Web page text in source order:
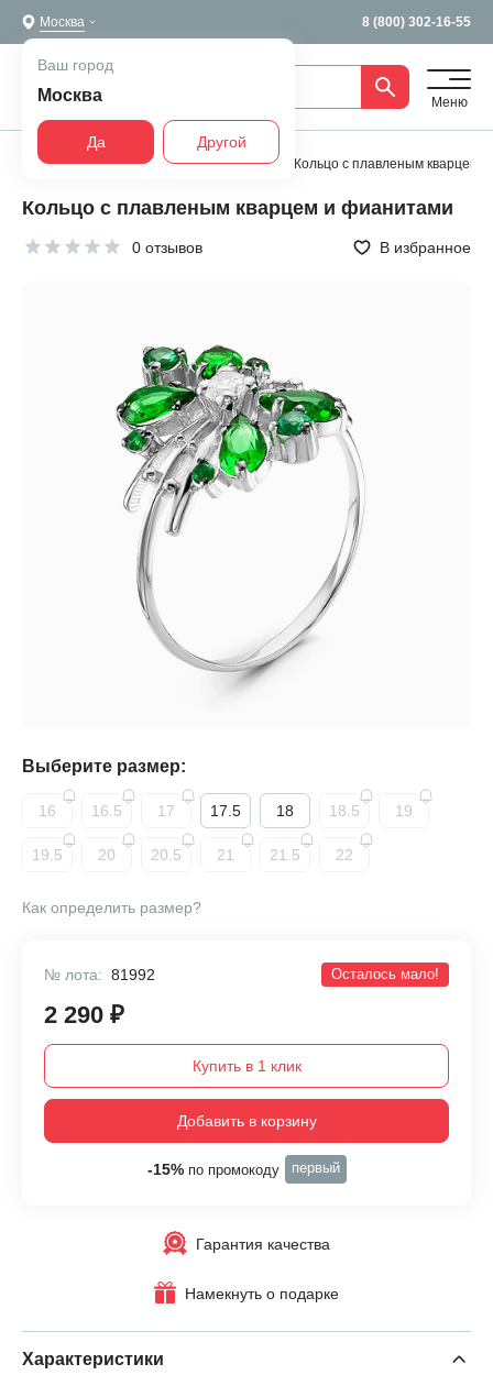
Москва 8 (800) 302-16-55
Ваш город
Москва
Да Другой
Меню
Главная Все украшения Кольца Кольцо с плавленым кварцем
Кольцо с плавленым кварцем и фианитами
0 отзывов В избранное
Выберите размер:
16 16.5 17 17.5 18 18.5 19
19.5 20 20.5 21 21.5 22
Как определить размер?
№ лота: 81992 Осталось мало!
2 290 ₽
Купить в 1 клик
Добавить в корзину
-15%по промокоду первый
Гарантия качества
Намекнуть о подарке
Характеристики